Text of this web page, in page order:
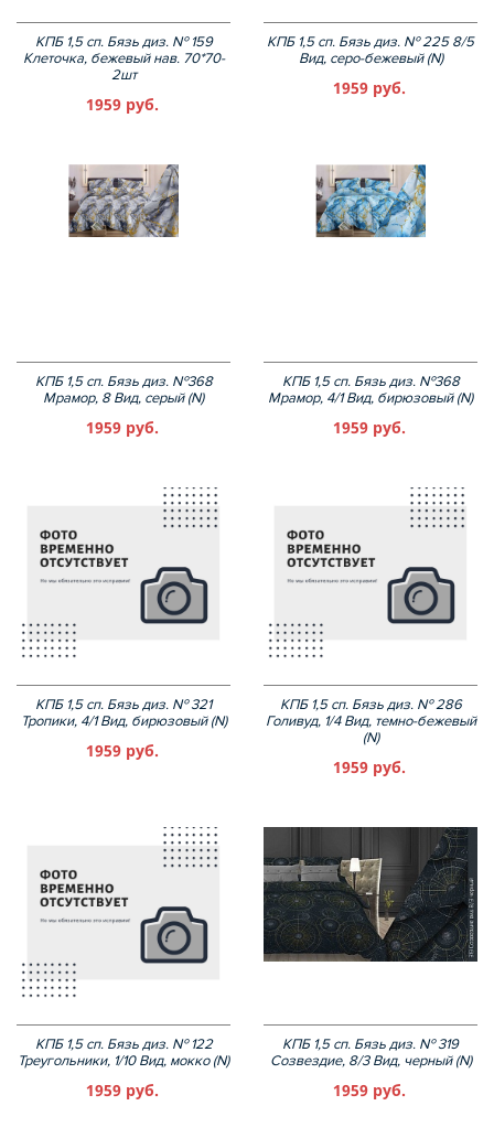
КПБ 1,5 сп. Бязь диз. № 159
Клеточка, бежевый нав. 70*70-
2шт
1959 руб.
КПБ 1,5 сп. Бязь диз. № 225 8/5
Вид, серо-бежевый (N)
1959 руб.
КПБ 1,5 сп. Бязь диз. №368
Мрамор, 8 Вид, серый (N)
1959 руб.
КПБ 1,5 сп. Бязь диз. №368
Мрамор, 4/1 Вид, бирюзовый (N)
1959 руб.
КПБ 1,5 сп. Бязь диз. № 321
Тропики, 4/1 Вид, бирюзовый (N)
1959 руб.
КПБ 1,5 сп. Бязь диз. № 286
Голивуд, 1/4 Вид, темно-бежевый
(N)
1959 руб.
КПБ 1,5 сп. Бязь диз. № 122
Треугольники, 1/10 Вид, мокко (N)
1959 руб.
КПБ 1,5 сп. Бязь диз. № 319
Созвездие, 8/3 Вид, черный (N)
1959 руб.